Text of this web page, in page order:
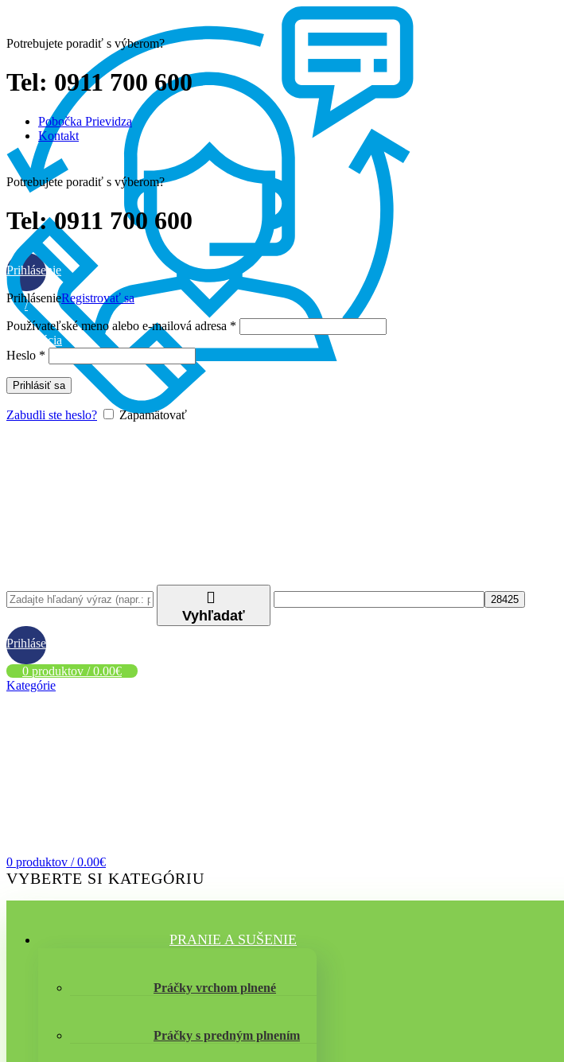
Potrebujete poradiť s výberom?
Tel: 0911 700 600
Pobočka Prievidza
Kontakt
Potrebujete poradiť s výberom?
Tel: 0911 700 600
Prihlásenie
/
Registrácia
PrihlásenieRegistrovať sa
Používateľské meno alebo e-mailová adresa *
Heslo *
Prihlásiť sa
Zabudli ste heslo? Zapamätovať
Vyhľadať
Prihlásenie
/
0 produktov / 0.00€
Kategórie
0 produktov / 0.00€
VYBERTE SI KATEGÓRIU
PRANIE A SUŠENIE
Práčky vrchom plnené
Práčky s predným plnením